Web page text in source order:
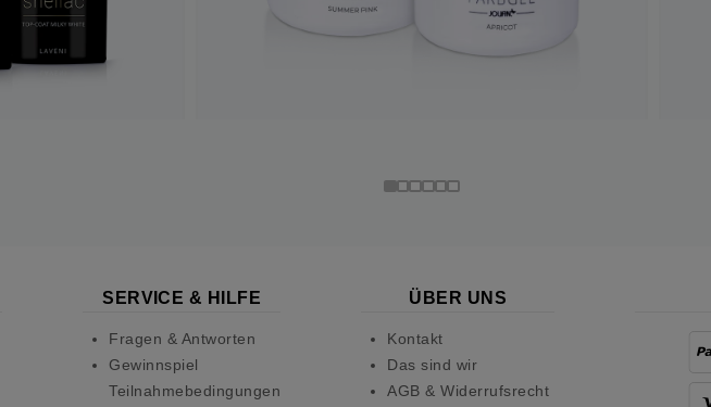
SERVICE & HILFE
Fragen & Antworten
Gewinnspiel
Teilnahmebedingungen
ÜBER UNS
Kontakt
Das sind wir
AGB & Widerrufsrecht